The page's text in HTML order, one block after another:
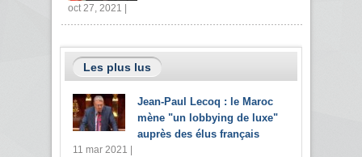
oct 27, 2021 |
Les plus lus
Jean-Paul Lecoq : le Maroc
mène "un lobbying de luxe"
auprès des élus français
11 mar 2021 |